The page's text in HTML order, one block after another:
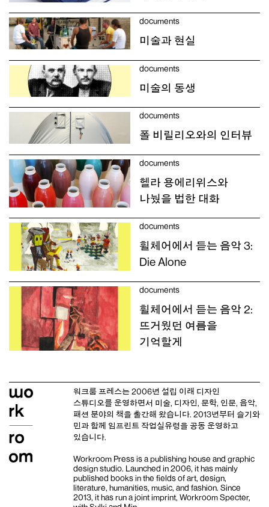
documents
미술과 현실
documents
미술의 동생
documents
폴 비릴리오와의 인터뷰
documents
헬라 용에리위스와
나눴을 법한 대화
documents
휠체어에서 듣는 음악 3:
Die Alone
documents
휠체어에서 듣는 음악 2:
뜨거웠던 여름을
기억할게
워크룸 프레스는 2006년 설립 이래 디자인
스튜디오를 운영하면서 미술, 디자인, 문학, 인문, 음악,
패션 분야의 책을 출간해 왔습니다. 2013년부터 슬기와
민과 함께 임프린트 작업실유령을 공동 운영하고
있습니다.
Workroom Press is a publishing house and graphic
design studio. Launched in 2006, it has mainly
published books in the fields of art, design,
literature, humanities, music, and fashion. Since
2013, it has run a joint imprint, Workroom Specter,